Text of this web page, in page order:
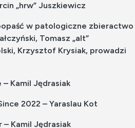
„hrw” Juszkiewicz
w patologiczne zbieractwo
Tomasz „alt”
Krzysztof Krysiak, prowadzi
Kamil Jędrasiak
2022 – Yaraslau Kot
Kamil Jędrasiak